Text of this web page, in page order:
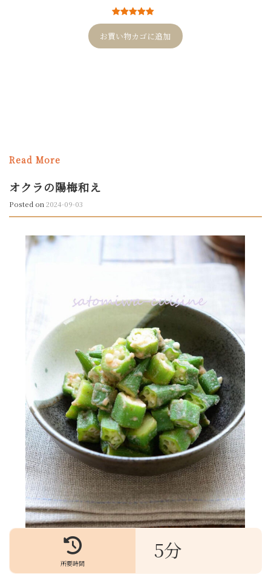
4
件の利用者
評価に基づ
く5段階評価
のうち、
お買い物カゴに追加
Read More
オクラの陽梅和え
Posted on2024-09-03
所要時間
5分